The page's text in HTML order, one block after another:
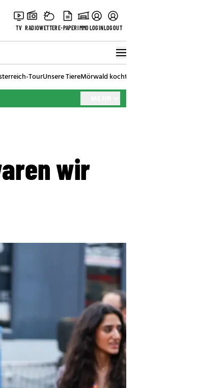
TV RADIOWETTERE-PAPERIMMOLOGINLOGOUT
TourUnsere TiereMörwald kocht
wir